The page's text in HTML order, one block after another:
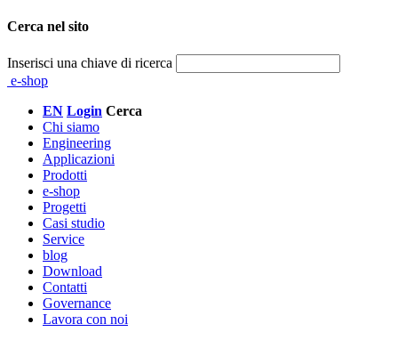
Cerca nel sito
Inserisci una chiave di ricerca
e-shop
EN Login Cerca
Chi siamo
Engineering
Applicazioni
Prodotti
e-shop
Progetti
Casi studio
Service
blog
Download
Contatti
Governance
Lavora con noi